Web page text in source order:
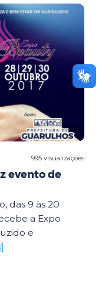
995 visualizações
evento de
das 9 às 20
a Expo
e